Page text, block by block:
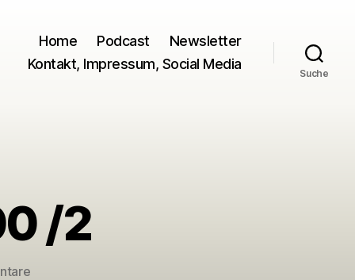
Home Podcast
Newsletter
Kontakt, Impressum, Social Media
Suche
/2
zu